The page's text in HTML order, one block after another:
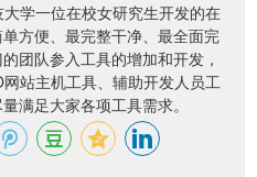
学一位在校女研究生开发的在
方便、最完整干净、最全面完
团队参入工具的增加和开发，
站主机工具、辅助开发人员工
满足大家各项工具需求。